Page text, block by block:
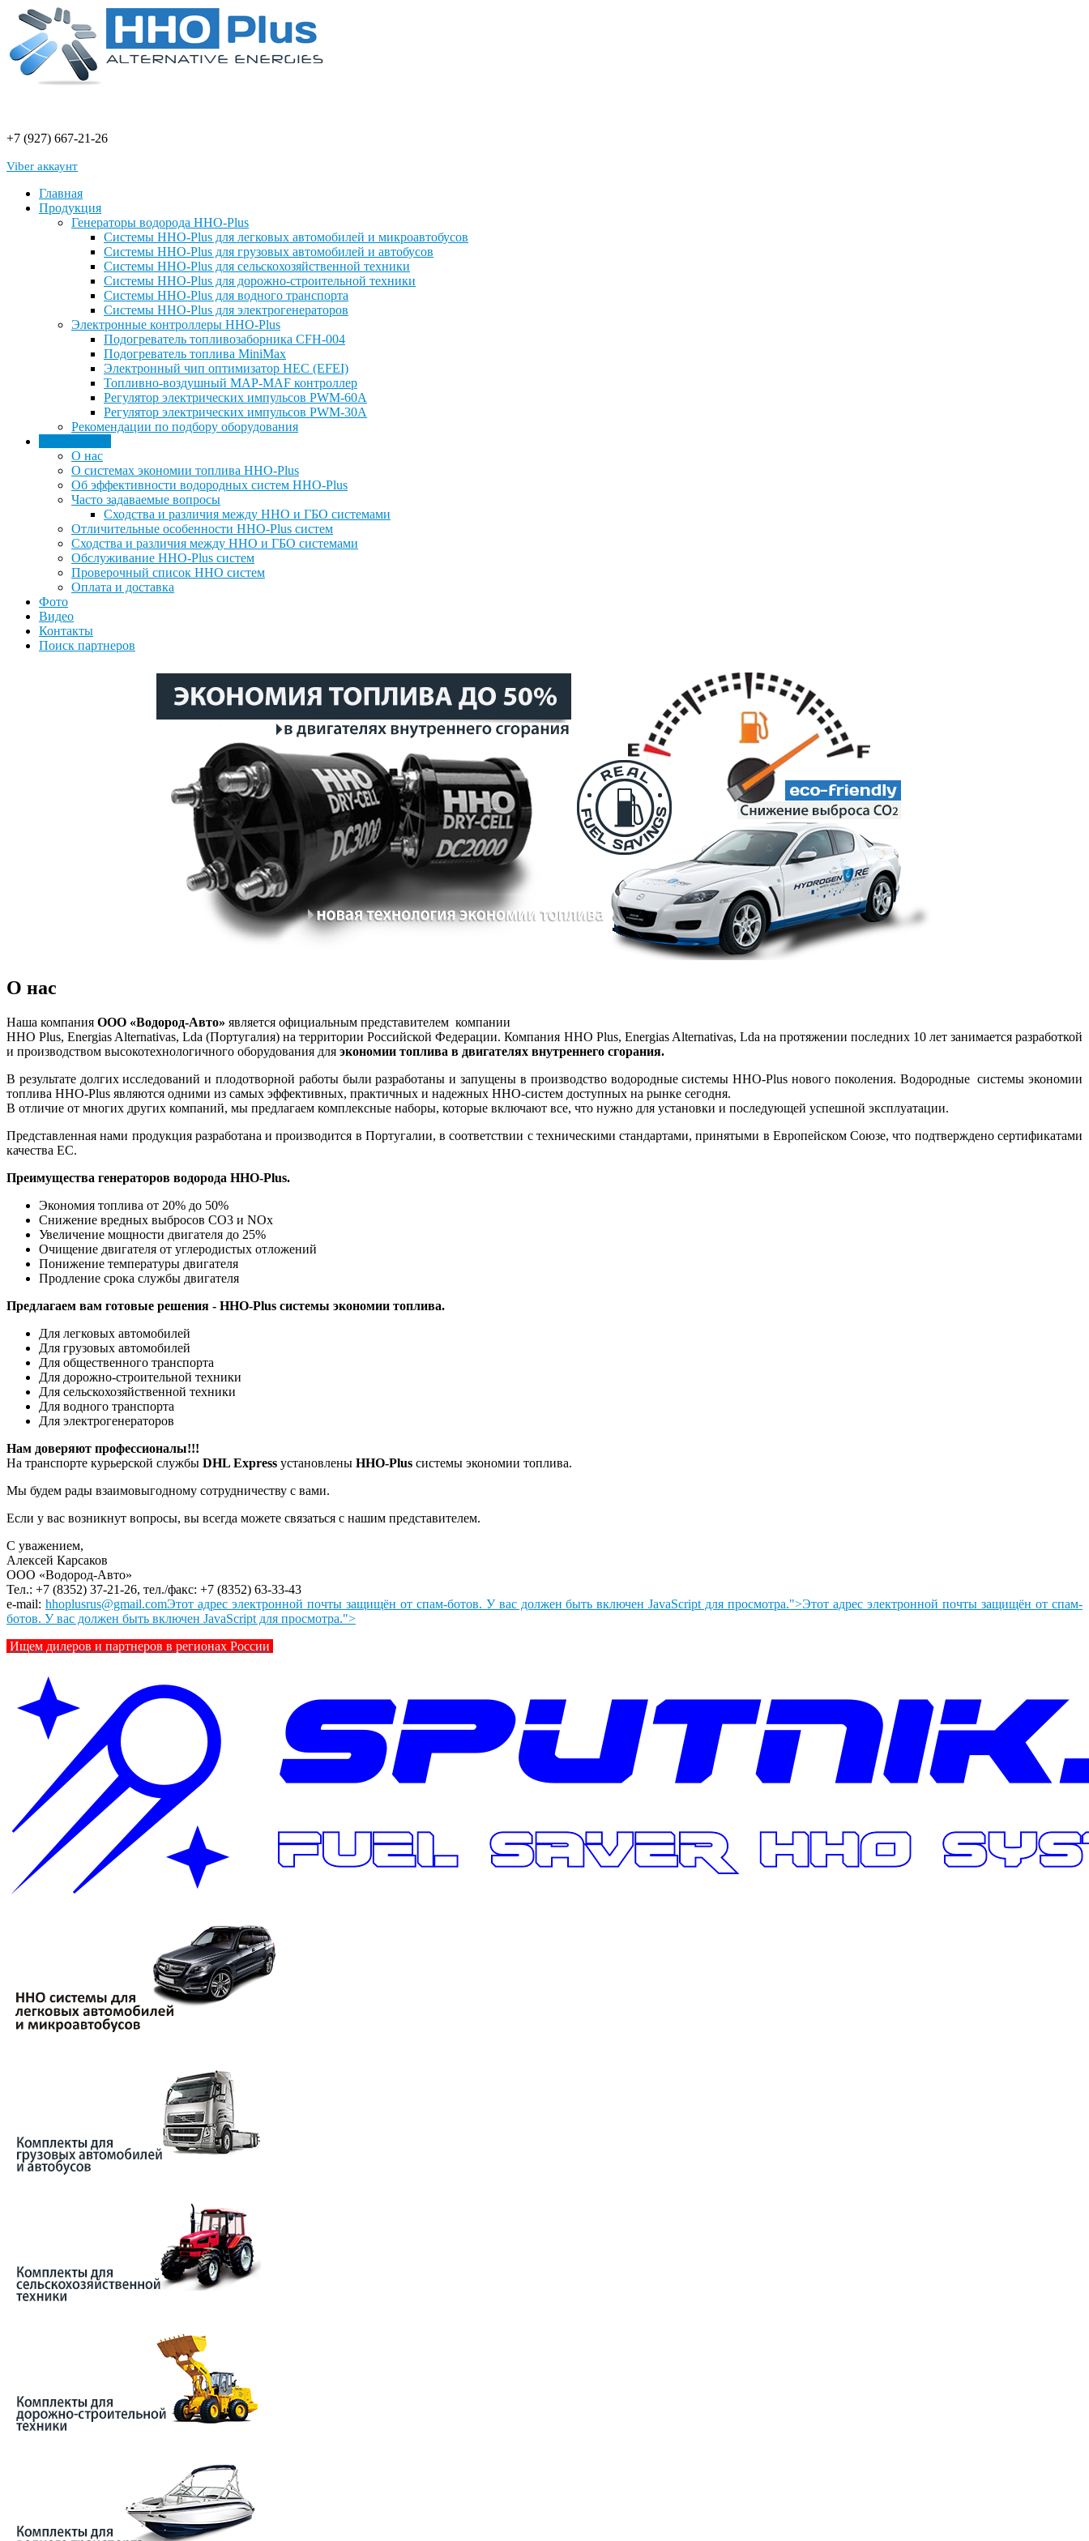
+7 (927) 667-21-26
Viber аккаунт
Главная
Продукция
Генераторы водорода HHO-Plus
Системы HHO-Plus для легковых автомобилей и микроавтобусов
Системы HHO-Plus для грузовых автомобилей и автобусов
Системы HHO-Plus для сельскохозяйственной техники
Системы HHO-Plus для дорожно-строительной техники
Системы HHO-Plus для водного транспорта
Системы HHO-Plus для электрогенераторов
Электронные контроллеры ННО-Plus
Подогреватель топливозаборника CFH-004
Подогреватель топлива MiniMax
Электронный чип оптимизатор HEC (EFEI)
Топливно-воздушный MAP-MAF контроллер
Регулятор электрических импульсов PWM-60A
Регулятор электрических импульсов PWM-30A
Рекомендации по подбору оборудования
О нас
О системах экономии топлива HHO-Plus
Об эффективности водородных систем HHO-Plus
Часто задаваемые вопросы
Сходства и различия между ННО и ГБО системами
Отличительные особенности HHO-Plus систем
Сходства и различия между ННО и ГБО системами
Обслуживание ННО-Plus систем
Проверочный список ННО систем
Оплата и доставка
Фото
Видео
Контакты
Поиск партнеров
О нас
Наша компания ООО «Водород-Авто» является официальным представителем компании
HHO Plus, Energias Alternativas, Lda (Португалия) на территории Российской Федерации. Компания HHO Plus, Energias Alternativas, Lda на протяжении последних 10 лет занимается разработкой
и производством высокотехнологичного оборудования для экономии топлива в двигателях внутреннего сгорания.
В результате долгих исследований и плодотворной работы были разработаны и запущены в производство водородные системы HHO-Plus нового поколения. Водородные системы экономии
топлива HHO-Plus являются одними из самых эффективных, практичных и надежных HHO-систем доступных на рынке сегодня.
В отличие от многих других компаний, мы предлагаем комплексные наборы, которые включают все, что нужно для установки и последующей успешной эксплуатации.
Представленная нами продукция разработана и производится в Португалии, в соответствии с техническими стандартами, принятыми в Европейском Союзе, что подтверждено сертификатами
качества ЕС.
Преимущества генераторов водорода HHO-Plus.
Экономия топлива от 20% до 50%
Снижение вредных выбросов CO3 и NOx
Увеличение мощности двигателя до 25%
Очищение двигателя от углеродистых отложений
Понижение температуры двигателя
Продление срока службы двигателя
Предлагаем вам готовые решения - HHO-Plus системы экономии топлива.
Для легковых автомобилей
Для грузовых автомобилей
Для общественного транспорта
Для дорожно-строительной техники
Для сельскохозяйственной техники
Для водного транспорта
Для электрогенераторов
Нам доверяют профессионалы!!!
На транспорте курьерской службы DHL Express установлены HHO-Plus системы экономии топлива.
Мы будем рады взаимовыгодному сотрудничеству с вами.
Если у вас возникнут вопросы, вы всегда можете связаться с нашим представителем.
С уважением,
Алексей Карсаков
ООО «Водород-Авто»
Тел.: +7 (8352) 37-21-26, тел./факс: +7 (8352) 63-33-43
e-mail: hhoplusrus@gmail.comЭтот адрес электронной почты защищён от спам-ботов. У вас должен быть включен JavaScript для просмотра.">Этот адрес электронной почты защищён от спам-
ботов. У вас должен быть включен JavaScript для просмотра.">
Ищем дилеров и партнеров в регионах России